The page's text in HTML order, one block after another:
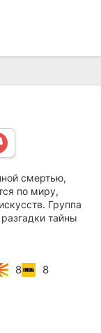
смертью,
по миру,
Группа
тайны
8 8